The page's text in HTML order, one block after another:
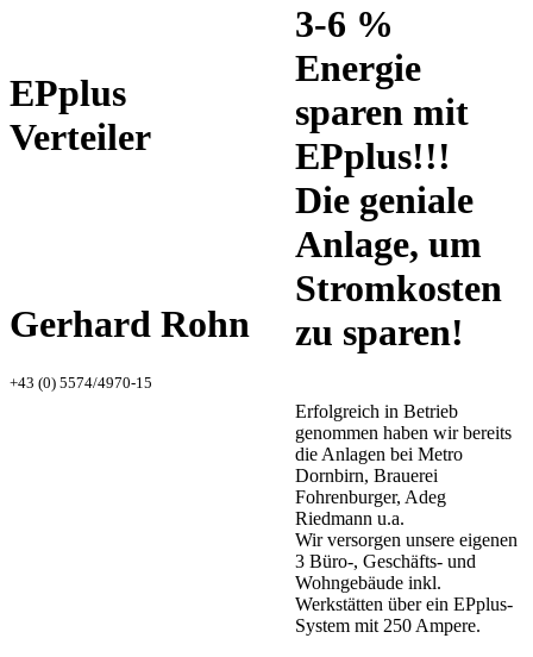
EPplus
Verteiler
Gerhard Rohn
+43 (0) 5574/4970-15
3-6 %
Energie
sparen mit
EPplus!!!
Die geniale
Anlage, um
Stromkosten
zu sparen!
Erfolgreich in Betrieb
genommen haben wir bereits
die Anlagen bei Metro
Dornbirn, Brauerei
Fohrenburger, Adeg
Riedmann u.a.
Wir versorgen unsere eigenen
3 Büro-, Geschäfts- und
Wohngebäude inkl.
Werkstätten über ein EPplus-
System mit 250 Ampere.